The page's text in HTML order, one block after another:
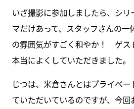
いざ撮影に参加しましたら、シ
マだけあって、スタッフさんの一
の雰囲気がすごく和やか！ ゲス
本当によくしていただきました。
じつは、米倉さんとはプライベ
ていただいているのですが、今